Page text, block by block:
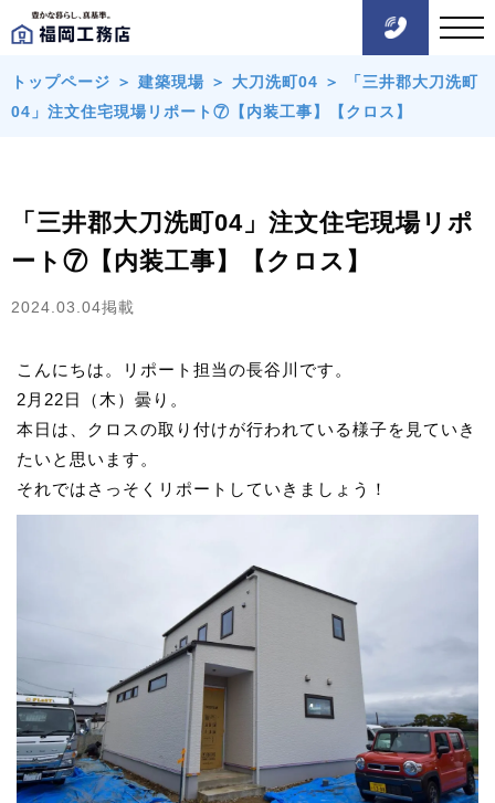
トップページ ＞ 建築現場 ＞ 大刀洗町04 ＞
「三井郡大刀洗町
04」注文住宅現場リポート⑦【内装工事】【クロス】
「三井郡大刀洗町04」注文住宅現場リポ
ート⑦【内装工事】【クロス】
2024.03.04掲載
こんにちは。リポート担当の長谷川です。
2月22日（木）曇り。
本日は、クロスの取り付けが行われている様子を見ていき
たいと思います。
それではさっそくリポートしていきましょう！